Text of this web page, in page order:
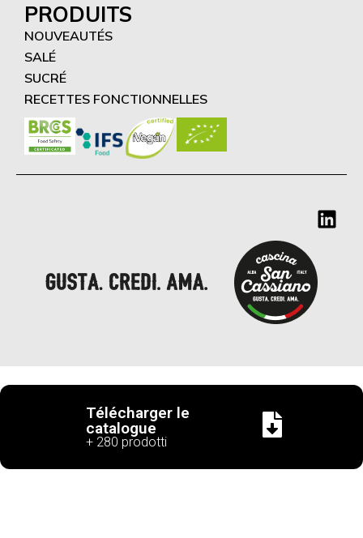
PRODUITS
NOUVEAUTÉS
SALÉ
SUCRÉ
RECETTES FONCTIONNELLES
Corso Piave ,
182 - 12051
Télécharger le
catalogue
+ 280 prodotti